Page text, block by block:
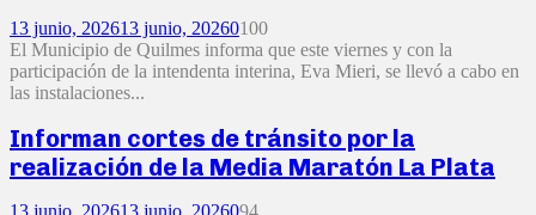
13 junio, 202613 junio, 20260100
El Municipio de Quilmes informa que este viernes y con la
participación de la intendenta interina, Eva Mieri, se llevó a cabo en
las instalaciones...
Informan cortes de tránsito por la
realización de la Media Maratón La Plata
13 junio, 202613 junio, 2026094